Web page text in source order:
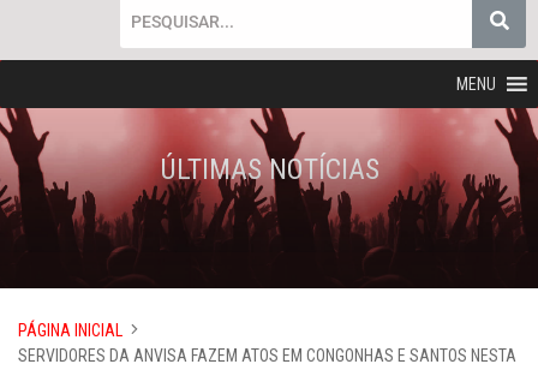
MENU
ÚLTIMAS NOTÍCIAS
PÁGINA INICIAL
SERVIDORES DA ANVISA FAZEM ATOS EM CONGONHAS E SANTOS NESTA